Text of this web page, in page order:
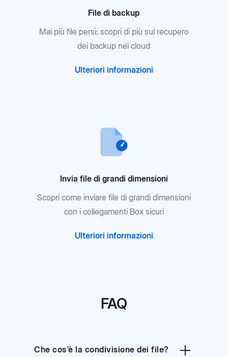
File di backup
Mai più file persi: scopri di più sul recupero
dei backup nel cloud
Ulteriori informazioni
Invia file di grandi dimensioni
Scopri come inviare file di grandi dimensioni
con i collegamenti Box sicuri
Ulteriori informazioni
FAQ
Che cos'è la condivisione dei file?